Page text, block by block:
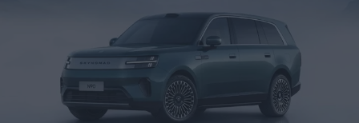
restringida a menos que actúes de
inmediato, reconocerás el patrón. La
diferencia es que esta campaña se ha
pulido lo suficiente como para que incluso